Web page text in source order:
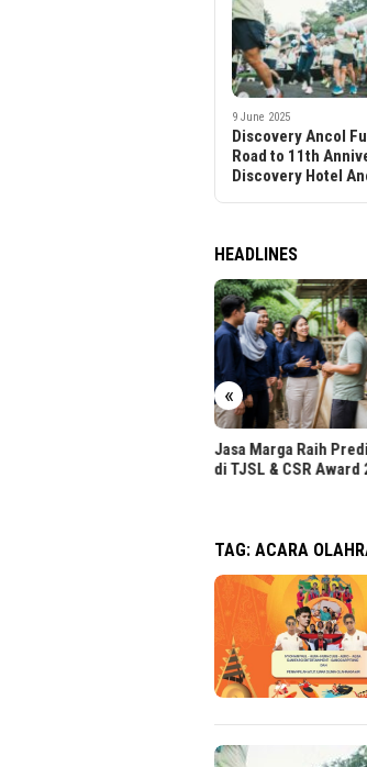
9 June 2025
Discovery Ancol
Road to 11th
Discovery Hotel
HEADLINES
«
Jasa Marga Raih
di TJSL & CSR Award
TAG: ACARA